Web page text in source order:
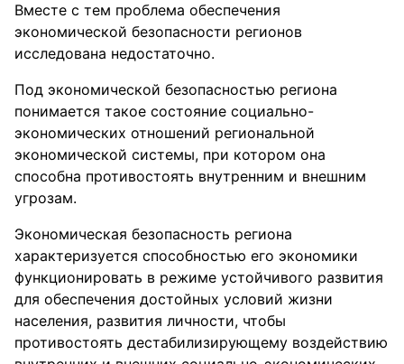
Вместе с тем проблема обеспечения
экономической безопасности регионов
исследована недостаточно.
Под экономической безопасностью региона
понимается такое состояние социально-
экономических отношений региональной
экономической системы, при котором она
способна противостоять внутренним и внешним
угрозам.
Экономическая безопасность региона
характеризуется способностью его экономики
функционировать в режиме устойчивого развития
для обеспечения достойных условий жизни
населения, развития личности, чтобы
противостоять дестабилизирующему воздействию